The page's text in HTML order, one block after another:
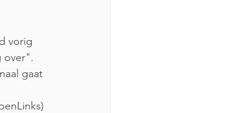
vorig
over".
gaat